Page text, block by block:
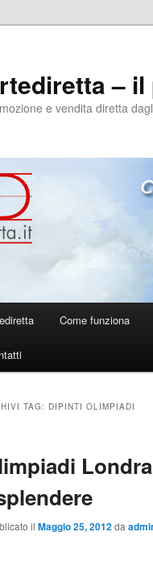
–
e vendita diretta
Come funziona
TAG: DIPINTI OLIMPIADI
il Maggio 25, 2012da